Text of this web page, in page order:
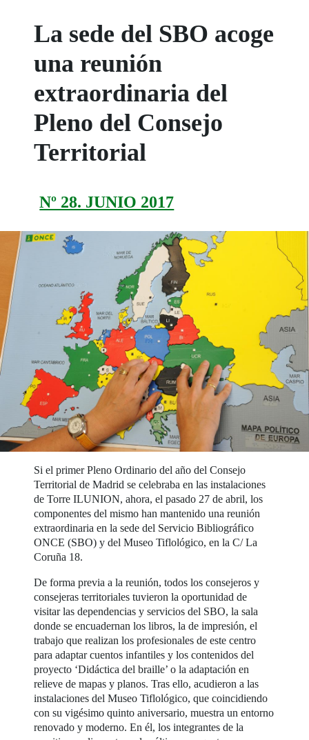
La sede del SBO acoge
una reunión
extraordinaria del
Pleno del Consejo
Territorial
Nº 28. JUNIO 2017
Si el primer Pleno Ordinario del año del Consejo
Territorial de Madrid se celebraba en las instalaciones
de Torre ILUNION, ahora, el pasado 27 de abril, los
componentes del mismo han mantenido una reunión
extraordinaria en la sede del Servicio Bibliográfico
ONCE (SBO) y del Museo Tiflológico, en la C/ La
Coruña 18.
De forma previa a la reunión, todos los consejeros y
consejeras territoriales tuvieron la oportunidad de
visitar las dependencias y servicios del SBO, la sala
donde se encuadernan los libros, la de impresión, el
trabajo que realizan los profesionales de este centro
para adaptar cuentos infantiles y los contenidos del
proyecto ‘Didáctica del braille’ o la adaptación en
relieve de mapas y planos. Tras ello, acudieron a las
instalaciones del Museo Tiflológico, que coincidiendo
con su vigésimo quinto aniversario, muestra un entorno
renovado y moderno. En él, los integrantes de la